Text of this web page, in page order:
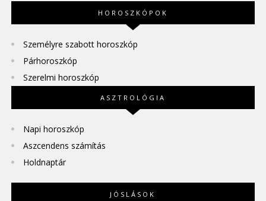
HOROSZKÓPOK
Személyre szabott horoszkóp
Párhoroszkóp
Szerelmi horoszkóp
ASZTROLÓGIA
Napi horoszkóp
Aszcendens számítás
Holdnaptár
JÓSLÁSOK